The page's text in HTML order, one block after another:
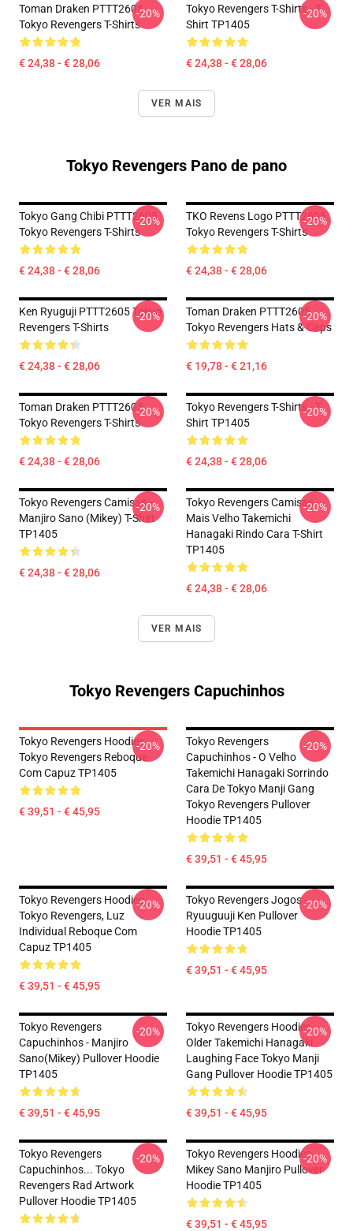
Toman Draken PTTT2605
Tokyo Revengers T-Shirts
€ 24,38 - € 28,06
-20%
Tokyo Revengers T-Shirts - T-
Shirt TP1405
€ 24,38 - € 28,06
-20%
VER MAIS
Tokyo Revengers Pano de pano
Tokyo Gang Chibi PTTT2605
Tokyo Revengers T-Shirts
€ 24,38 - € 28,06
-20%
TKO Revens Logo PTTT2605
Tokyo Revengers T-Shirts
€ 24,38 - € 28,06
-20%
Ken Ryuguji PTTT2605 Tokyo
Revengers T-Shirts
€ 24,38 - € 28,06
-20%
Toman Draken PTTT2605
Tokyo Revengers Hats & Caps
€ 19,78 - € 21,16
-20%
Toman Draken PTTT2605
Tokyo Revengers T-Shirts
€ 24,38 - € 28,06
-20%
Tokyo Revengers T-Shirts - T-
Shirt TP1405
€ 24,38 - € 28,06
-20%
Tokyo Revengers Camisas -
Manjiro Sano (Mikey) T-Shirt
TP1405
€ 24,38 - € 28,06
-20%
Tokyo Revengers Camisas -
Mais Velho Takemichi
Hanagaki Rindo Cara T-Shirt
TP1405
€ 24,38 - € 28,06
-20%
VER MAIS
Tokyo Revengers Capuchinhos
Tokyo Revengers Hoodies.
Tokyo Revengers Reboque
Com Capuz TP1405
€ 39,51 - € 45,95
-20%
Tokyo Revengers
Capuchinhos - O Velho
Takemichi Hanagaki Sorrindo
Cara De Tokyo Manji Gang
Tokyo Revengers Pullover
Hoodie TP1405
€ 39,51 - € 45,95
-20%
Tokyo Revengers Hoodies.
Tokyo Revengers, Luz
Individual Reboque Com
Capuz TP1405
€ 39,51 - € 45,95
-20%
Tokyo Revengers Jogos -
Ryuuguuji Ken Pullover
Hoodie TP1405
€ 39,51 - € 45,95
-20%
Tokyo Revengers
Capuchinhos - Manjiro
Sano(Mikey) Pullover Hoodie
TP1405
€ 39,51 - € 45,95
-20%
Tokyo Revengers Hoodies -
Older Takemichi Hanagaki
Laughing Face Tokyo Manji
Gang Pullover Hoodie TP1405
€ 39,51 - € 45,95
-20%
Tokyo Revengers
Capuchinhos... Tokyo
Revengers Rad Artwork
Pullover Hoodie TP1405
-20%
Tokyo Revengers Hoodies -
Mikey Sano Manjiro Pullover
Hoodie TP1405
€ 39,51 - € 45,95
-20%